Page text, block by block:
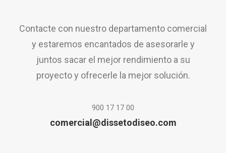
Contacte con nuestro departamento comercial
y estaremos encantados de asesorarle y
juntos sacar el mejor rendimiento a su
proyecto y ofrecerle la mejor solución.
900 17 17 00
comercial@dissetodiseo.com